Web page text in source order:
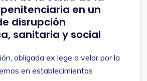
en un
disrupción
sanitaria y social
obligada ex lege a velar por la
en establecimientos